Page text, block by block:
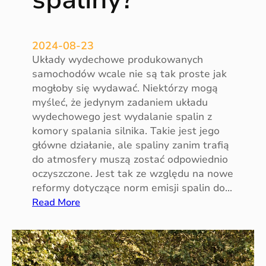
h
2024-08-23
Układy wydechowe produkowanych
samochodów wcale nie są tak proste jak
mogłoby się wydawać. Niektórzy mogą
myśleć, że jedynym zadaniem układu
wydechowego jest wydalanie spalin z
komory spalania silnika. Takie jest jego
główne działanie, ale spaliny zanim trafią
do atmosfery muszą zostać odpowiednio
oczyszczone. Jest tak ze względu na nowe
reformy dotyczące norm emisji spalin do…
Read More:
a
k
u